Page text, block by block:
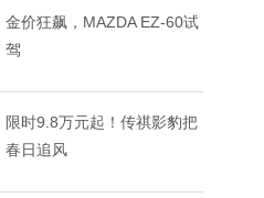
金价狂飙，MAZDA EZ-60试
驾
限时9.8万元起！传祺影豹把
春日追风